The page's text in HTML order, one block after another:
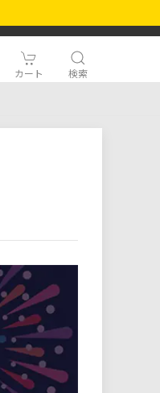
カート 検索